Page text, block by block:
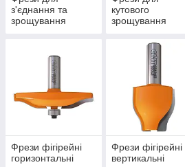
з'єднання та
зрощування
кутового
зрощування
Фрези фігірейні
горизонтальні
Фрези фігірейні
вертикальні